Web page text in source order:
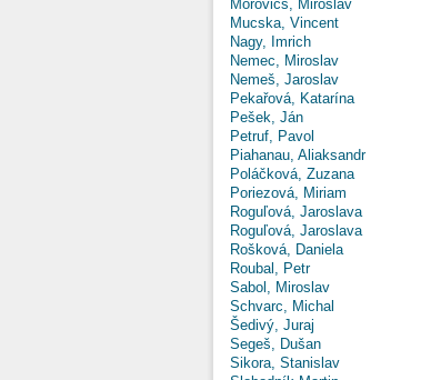
Morovics, Miroslav
Mucska, Vincent
Nagy, Imrich
Nemec, Miroslav
Nemeš, Jaroslav
Pekařová, Katarína
Pešek, Ján
Petruf, Pavol
Piahanau, Aliaksandr
Poláčková, Zuzana
Poriezová, Miriam
Roguľová, Jaroslava
Roguľová, Jaroslava
Rošková, Daniela
Roubal, Petr
Sabol, Miroslav
Schvarc, Michal
Šedivý, Juraj
Segeš, Dušan
Sikora, Stanislav